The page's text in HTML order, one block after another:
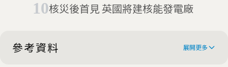
核災後首見 英國將建核能發電廠
參考資料 展開更多